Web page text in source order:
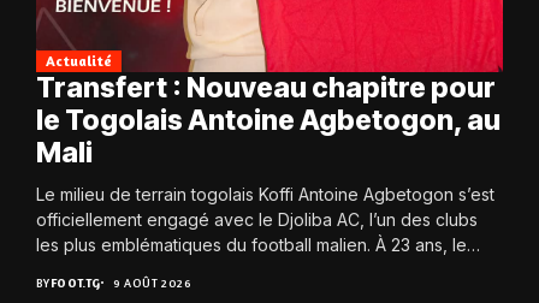
Actualité
Transfert : Nouveau chapitre pour
le Togolais Antoine Agbetogon, au
Mali
Le milieu de terrain togolais Koffi Antoine Agbetogon s’est
officiellement engagé avec le Djoliba AC, l’un des clubs
les plus emblématiques du football malien. À 23 ans, le
joueur quitte...
BYFOOT.TG 9 AOÛT 2026